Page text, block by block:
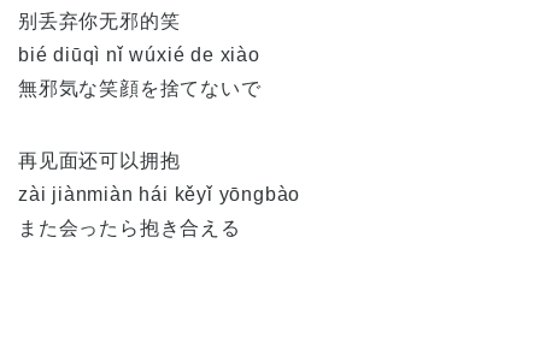
别丢弃你无邪的笑
bié diūqì nǐ wúxié de xiào
無邪気な笑顔を捨てないで
再见面还可以拥抱
zài jiànmiàn hái kěyǐ yōngbào
また会ったら抱き合える